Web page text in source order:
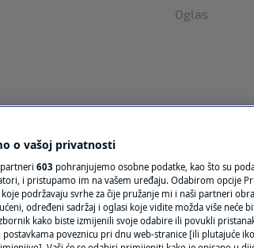
Oglas
VRIJEME
N1 TEME
REGIJA
o vašoj privatnosti
603 pohranjujemo osobne podatke, kao što su
i pristupamo im na vašem uređaju. Odabirom opcije
koje podržavaju svrhe za čije pružanje mi i naši partneri
određeni sadržaj i oglasi koje vidite možda više neće
kako biste izmijenili svoje odabire ili povukli
postavkama poveznicu pri dnu web-stranice [ili plutajuće